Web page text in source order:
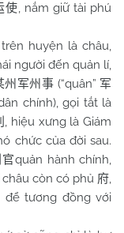
使, nắm giữ tài phú
huyện là châu,
người đến quản lí,
州军州事 (“quân” 军
chính), gọi tắt là
, hiệu xưng là Giám
chức của đời sau.
官quản hành chính,
còn có phủ 府,
để tương đồng với